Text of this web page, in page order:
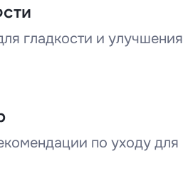
гладкости и улучшения
по уходу для